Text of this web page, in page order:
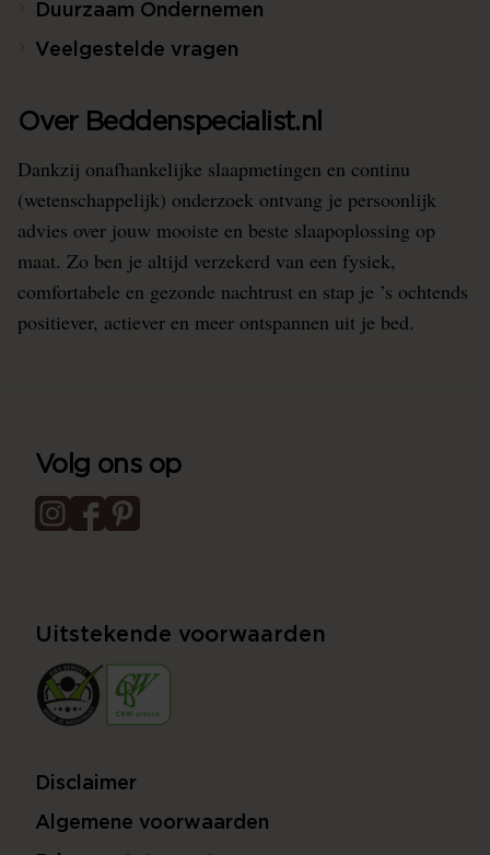
Duurzaam Ondernemen
Veelgestelde vragen
Over Beddenspecialist.nl
Dankzij onafhankelijke slaapmetingen en continu
(wetenschappelijk) onderzoek ontvang je persoonlijk
advies over jouw mooiste en beste slaapoplossing op
maat. Zo ben je altijd verzekerd van een fysiek,
comfortabele en gezonde nachtrust en stap je ’s ochtends
positiever, actiever en meer ontspannen uit je bed.
Volg ons op
Uitstekende voorwaarden
Disclaimer
Algemene voorwaarden